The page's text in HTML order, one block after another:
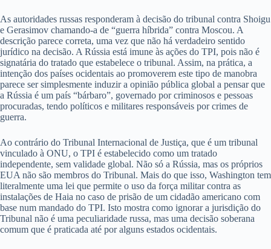
As autoridades russas responderam à decisão do tribunal contra Shoigu
e Gerasimov chamando-a de “guerra híbrida” contra Moscou. A
descrição parece correta, uma vez que não há verdadeiro sentido
jurídico na decisão. A Rússia está imune às ações do TPI, pois não é
signatária do tratado que estabelece o tribunal. Assim, na prática, a
intenção dos países ocidentais ao promoverem este tipo de manobra
parece ser simplesmente induzir a opinião pública global a pensar que
a Rússia é um país “bárbaro”, governado por criminosos e pessoas
procuradas, tendo políticos e militares responsáveis ​​por crimes de
guerra.
Ao contrário do Tribunal Internacional de Justiça, que é um tribunal
vinculado à ONU, o TPI é estabelecido como um tratado
independente, sem validade global. Não só a Rússia, mas os próprios
EUA não são membros do Tribunal. Mais do que isso, Washington tem
literalmente uma lei que permite o uso da força militar contra as
instalações de Haia no caso de prisão de um cidadão americano com
base num mandado do TPI. Isto mostra como ignorar a jurisdição do
Tribunal não é uma peculiaridade russa, mas uma decisão soberana
comum que é praticada até por alguns estados ocidentais.